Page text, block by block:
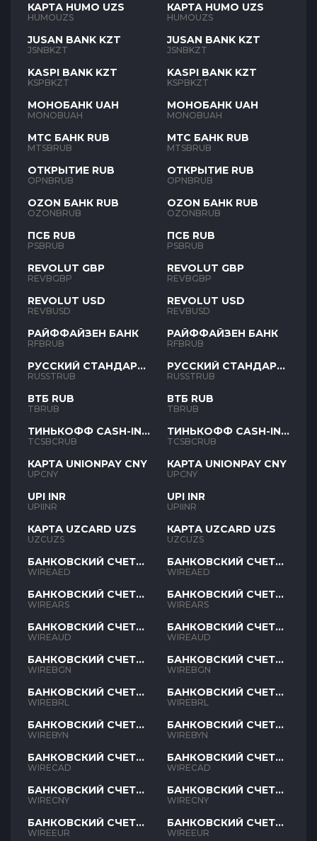
КАРТА HUMO UZS
HUMOUZS
JUSAN BANK KZT
JSNBKZT
KASPI BANK KZT
KSPBKZT
МОНОБАНК UAH
MONOBUAH
МТС БАНК RUB
MTSBRUB
ОТКРЫТИЕ RUB
OPNBRUB
OZON БАНК RUB
OZONBRUB
ПСБ RUB
PSBRUB
REVOLUT GBP
REVBGBP
REVOLUT USD
REVBUSD
РАЙФФАЙЗЕН БАНК
RFBRUB
РУССКИЙ СТАНДАРТ
RUB
RUSSTRUB
ВТБ RUB
TBRUB
ТИНЬКОФФ CASH-IN
RUB
TCSBCRUB
КАРТА UNIONPAY CNY
UPCNY
UPI INR
UPIINR
КАРТА UZCARD UZS
UZCUZS
БАНКОВСКИЙ СЧЕТ
AED
WIREAED
БАНКОВСКИЙ СЧЕТ
ARS
WIREARS
БАНКОВСКИЙ СЧЕТ
AUD
WIREAUD
БАНКОВСКИЙ СЧЕТ
BGN
WIREBGN
БАНКОВСКИЙ СЧЕТ
BRL
WIREBRL
БАНКОВСКИЙ СЧЕТ
BYN
WIREBYN
БАНКОВСКИЙ СЧЕТ
CAD
WIRECAD
БАНКОВСКИЙ СЧЕТ
CNY
WIRECNY
БАНКОВСКИЙ СЧЕТ
EUR
WIREEUR
КАРТА HUMO UZS
HUMOUZS
JUSAN BANK KZT
JSNBKZT
KASPI BANK KZT
KSPBKZT
МОНОБАНК UAH
MONOBUAH
МТС БАНК RUB
MTSBRUB
ОТКРЫТИЕ RUB
OPNBRUB
OZON БАНК RUB
OZONBRUB
ПСБ RUB
PSBRUB
REVOLUT GBP
REVBGBP
REVOLUT USD
REVBUSD
РАЙФФАЙЗЕН БАНК
RFBRUB
РУССКИЙ СТАНДАРТ
RUB
RUSSTRUB
ВТБ RUB
TBRUB
ТИНЬКОФФ CASH-IN
RUB
TCSBCRUB
КАРТА UNIONPAY CNY
UPCNY
UPI INR
UPIINR
КАРТА UZCARD UZS
UZCUZS
БАНКОВСКИЙ СЧЕТ
AED
WIREAED
БАНКОВСКИЙ СЧЕТ
ARS
WIREARS
БАНКОВСКИЙ СЧЕТ
AUD
WIREAUD
БАНКОВСКИЙ СЧЕТ
BGN
WIREBGN
БАНКОВСКИЙ СЧЕТ
BRL
WIREBRL
БАНКОВСКИЙ СЧЕТ
BYN
WIREBYN
БАНКОВСКИЙ СЧЕТ
CAD
WIRECAD
БАНКОВСКИЙ СЧЕТ
CNY
WIRECNY
БАНКОВСКИЙ СЧЕТ
EUR
WIREEUR